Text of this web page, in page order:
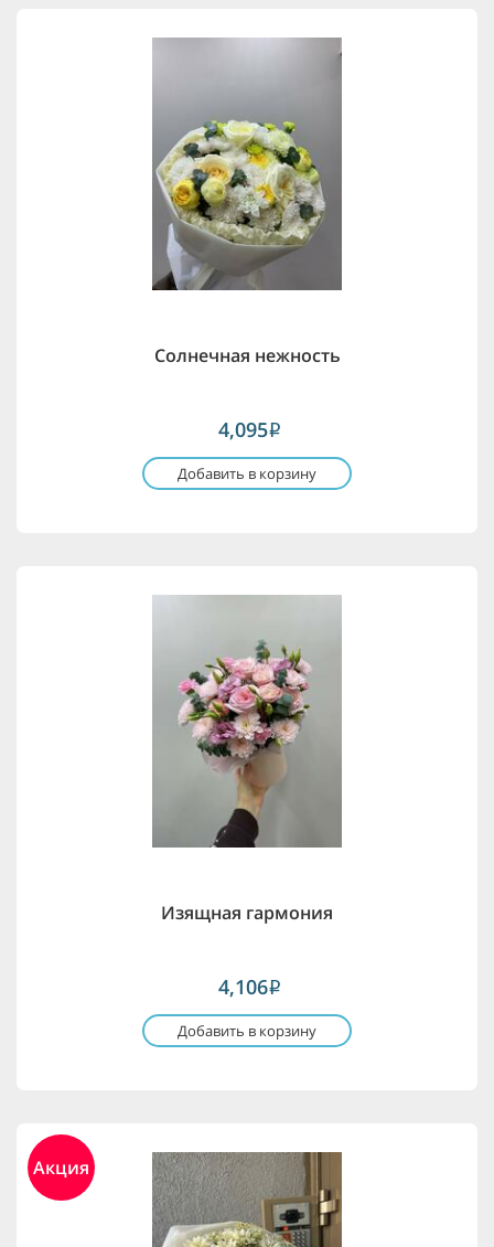
Солнечная нежность
4,095i
Добавить в корзину
Изящная гармония
4,106i
Добавить в корзину
Акция